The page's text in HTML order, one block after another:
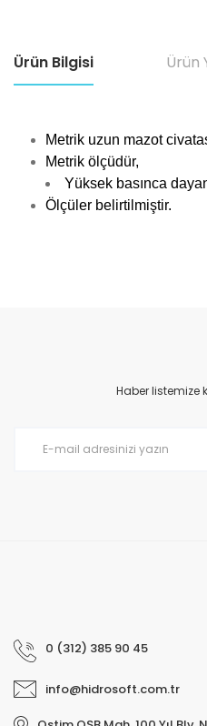
Ürün Bilgisi Ürün
Metrik uzun mazot
Metrik ölçüdür,
Yüksek basınca
Ölçüler belirtilmiştir.
Ürün resmi kalitesiz, bozuk
Ürün açıklamasında eksik
Haber listemize
0 (312) 385 90 45
info@hidrosoft.com.tr